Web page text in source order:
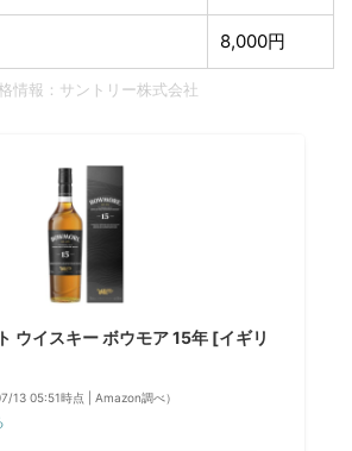
8,000円
情報：サントリー株式会社
ウイスキー ボウモア 15年 [イギリ
13 05:51時点 | Amazon調べ）